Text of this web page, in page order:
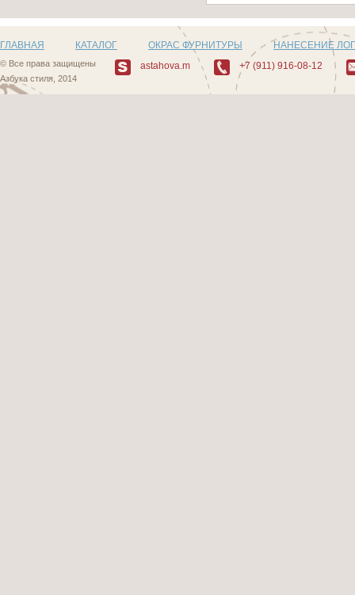
ГЛАВНАЯ КАТАЛОГ ОКРАС ФУРНИТУРЫ НАНЕСЕНИЕ
© Все права защищены
Азбука стиля, 2014
astahova.m +7 (911) 916-08-12